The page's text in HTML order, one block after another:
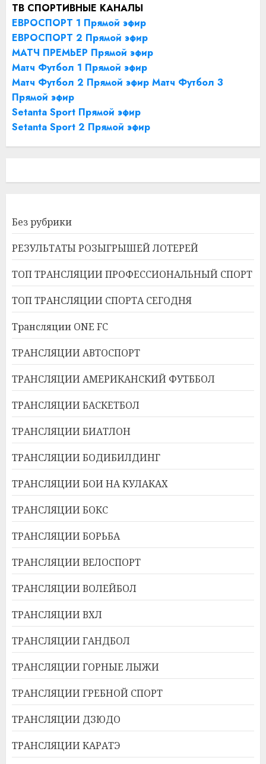
ТВ СПОРТИВНЫЕ КАНАЛЫ
ЕВРОСПОРТ 1 Прямой эфир
ЕВРОСПОРТ 2 Прямой эфир
МАТЧ ПРЕМЬЕР Прямой эфир
Матч Футбол 1 Прямой эфир
Матч Футбол 2 Прямой эфир Матч Футбол 3
Прямой эфир
Setanta Sport Прямой эфир
Setanta Sport 2 Прямой эфир
Без рубрики
РЕЗУЛЬТАТЫ РОЗЫГРЫШЕЙ ЛОТЕРЕЙ
ТОП ТРАНСЛЯЦИИ ПРОФЕССИОНАЛЬНЫЙ СПОРТ
ТОП ТРАНСЛЯЦИИ СПОРТА СЕГОДНЯ
Трансляции ONE FC
ТРАНСЛЯЦИИ АВТОСПОРТ
ТРАНСЛЯЦИИ АМЕРИКАНСКИЙ ФУТББОЛ
ТРАНСЛЯЦИИ БАСКЕТБОЛ
ТРАНСЛЯЦИИ БИАТЛОН
ТРАНСЛЯЦИИ БОДИБИЛДИНГ
ТРАНСЛЯЦИИ БОИ НА КУЛАКАХ
ТРАНСЛЯЦИИ БОКС
ТРАНСЛЯЦИИ БОРЬБА
ТРАНСЛЯЦИИ ВЕЛОСПОРТ
ТРАНСЛЯЦИИ ВОЛЕЙБОЛ
ТРАНСЛЯЦИИ ВХЛ
ТРАНСЛЯЦИИ ГАНДБОЛ
ТРАНСЛЯЦИИ ГОРНЫЕ ЛЫЖИ
ТРАНСЛЯЦИИ ГРЕБНОЙ СПОРТ
ТРАНСЛЯЦИИ ДЗЮДО
ТРАНСЛЯЦИИ КАРАТЭ